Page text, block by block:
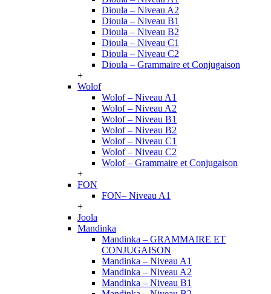
Dioula – Niveau A2
Dioula – Niveau B1
Dioula – Niveau B2
Dioula – Niveau C1
Dioula – Niveau C2
Dioula – Grammaire et Conjugaison
+
Wolof
Wolof – Niveau A1
Wolof – Niveau A2
Wolof – Niveau B1
Wolof – Niveau B2
Wolof – Niveau C1
Wolof – Niveau C2
Wolof – Grammaire et Conjugaison
+
FON
FON– Niveau A1
+
Joola
Mandinka
Mandinka – GRAMMAIRE ET
CONJUGAISON
Mandinka – Niveau A1
Mandinka – Niveau A2
Mandinka – Niveau B1